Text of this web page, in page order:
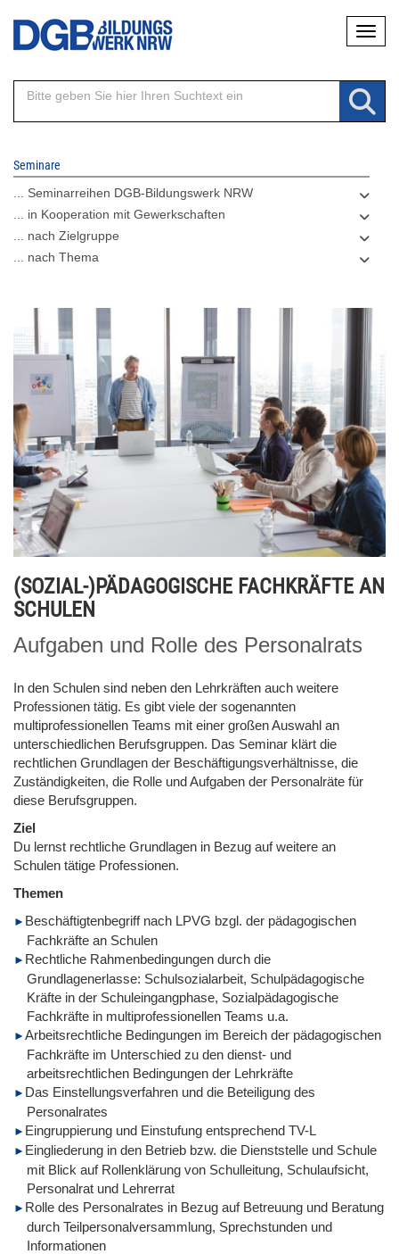
Direkt
Inhalt
Seminare
... Seminarreihen DGB-Bildungswerk NRW
... in Kooperation mit Gewerkschaften
... nach Zielgruppe
... nach Thema
(SOZIAL-)PÄDAGOGISCHE FACHKRÄFTE AN
SCHULEN
Aufgaben und Rolle des Personalrats
In den Schulen sind neben den Lehrkräften auch weitere
Professionen tätig. Es gibt viele der sogenannten
multiprofessionellen Teams mit einer großen Auswahl an
unterschiedlichen Berufsgruppen. Das Seminar klärt die
rechtlichen Grundlagen der Beschäftigungsverhältnisse, die
Zuständigkeiten, die Rolle und Aufgaben der Personalräte für
diese Berufsgruppen.
Ziel
Du lernst rechtliche Grundlagen in Bezug auf weitere an
Schulen tätige Professionen.
Themen
Beschäftigtenbegriff nach LPVG bzgl. der pädagogischen
Fachkräfte an Schulen
Rechtliche Rahmenbedingungen durch die
Grundlagenerlasse: Schulsozialarbeit, Schulpädagogische
Kräfte in der Schuleingangphase, Sozialpädagogische
Fachkräfte in multiprofessionellen Teams u.a.
Arbeitsrechtliche Bedingungen im Bereich der pädagogischen
Fachkräfte im Unterschied zu den dienst- und
arbeitsrechtlichen Bedingungen der Lehrkräfte
Das Einstellungsverfahren und die Beteiligung des
Personalrates
Eingruppierung und Einstufung entsprechend TV-L
Eingliederung in den Betrieb bzw. die Dienststelle und Schule
mit Blick auf Rollenklärung von Schulleitung, Schulaufsicht,
Personalrat und Lehrerrat
Rolle des Personalrates in Bezug auf Betreuung und Beratung
durch Teilpersonalversammlung, Sprechstunden und
Informationen